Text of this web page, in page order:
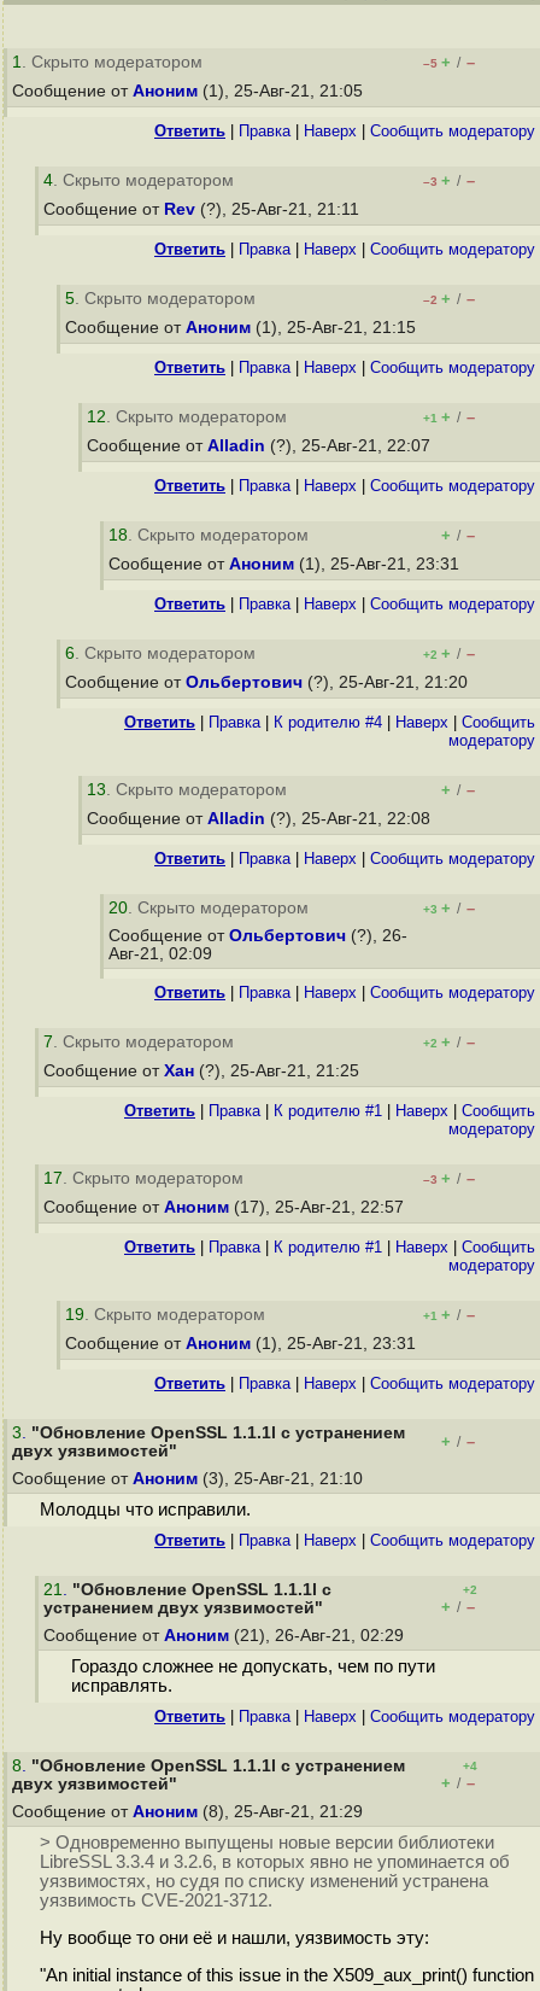
1. Скрыто модератором –5 + / –
Сообщение от Аноним (1), 25-Авг-21, 21:05
Ответить Правка| Наверх Cообщить модератору
4. Скрыто модератором –3 + / –
Сообщение от Rev (?), 25-Авг-21, 21:11
Ответить Правка| Наверх Cообщить модератору
5. Скрыто модератором –2 + / –
Сообщение от Аноним (1), 25-Авг-21, 21:15
Ответить Правка| Наверх Cообщить модератору
12. Скрыто модератором +1 + / –
Сообщение от Alladin (?), 25-Авг-21, 22:07
Ответить Правка| Наверх Cообщить модератору
18. Скрыто модератором + / –
Сообщение от Аноним (1), 25-Авг-21, 23:31
Ответить Правка| Наверх Cообщить модератору
6. Скрыто модератором +2 + / –
Сообщение от Ольбертович (?), 25-Авг-21, 21:20
Ответить Правка| К родителю #4 Наверх
Cообщить
модератору
13. Скрыто модератором + / –
Сообщение от Alladin (?), 25-Авг-21, 22:08
Ответить Правка| Наверх Cообщить модератору
20. Скрыто модератором +3 + / –
Сообщение от Ольбертович (?), 26-
Авг-21, 02:09
Ответить Правка| Наверх Cообщить модератору
7. Скрыто модератором +2 + / –
Сообщение от Хан (?), 25-Авг-21, 21:25
Ответить Правка| К родителю #1 Наверх
Cообщить
модератору
17. Скрыто модератором –3 + / –
Сообщение от Аноним (17), 25-Авг-21, 22:57
Ответить Правка| К родителю #1 Наверх
Cообщить
модератору
19. Скрыто модератором +1 + / –
Сообщение от Аноним (1), 25-Авг-21, 23:31
Ответить Правка| Наверх Cообщить модератору
3. "Обновление OpenSSL 1.1.1l с устранением
двух уязвимостей"
+ / –
Сообщение от Аноним (3), 25-Авг-21, 21:10
Молодцы что исправили.
Ответить Правка| Наверх Cообщить модератору
21. "Обновление OpenSSL 1.1.1l с
устранением двух уязвимостей"
+2
+ / –
Сообщение от Аноним (21), 26-Авг-21, 02:29
Гораздо сложнее не допускать, чем по пути
исправлять.
Ответить Правка| Наверх Cообщить модератору
8. "Обновление OpenSSL 1.1.1l с устранением
двух уязвимостей"
+4
+ / –
Сообщение от Аноним (8), 25-Авг-21, 21:29
> Одновременно выпущены новые версии библиотеки
LibreSSL 3.3.4 и 3.2.6, в которых явно не упоминается об
уязвимостях, но судя по списку изменений устранена
уязвимость CVE-2021-3712.
Ну вообще то они её и нашли, уязвимость эту:
"An initial instance of this issue in the X509_aux_print() function